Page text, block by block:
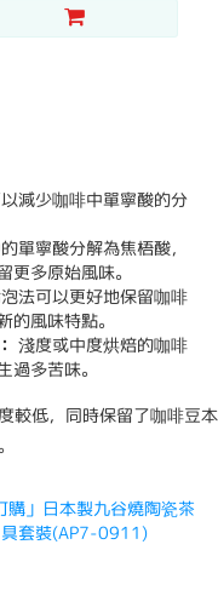
減少咖啡中單寧酸的分
單寧酸分解為焦梧酸，
多原始風味。
法可以更好地保留咖啡
風味特點。
淺度或中度烘焙的咖啡
多苦味。
較低，同時保留了咖啡豆本